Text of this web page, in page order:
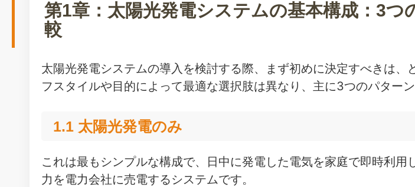
第1章：太陽光発電システムの基本構成：3つ
較
太陽光発電システムの導入を検討する際、まず初めに決定すべきは、
フスタイルや目的によって最適な選択肢は異なり、主に3つのパターン
1.1 太陽光発電のみ
これは最もシンプルな構成で、日中に発電した電気を家庭で即時利用
力を電力会社に売電するシステムです。